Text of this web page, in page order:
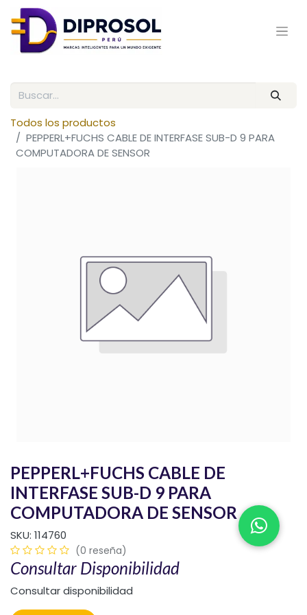
Todos los productos
PEPPERL+FUCHS CABLE DE INTERFASE SUB-D 9 PARA
COMPUTADORA DE SENSOR
PEPPERL+FUCHS CABLE DE
INTERFASE SUB-D 9 PARA
COMPUTADORA DE SENSOR
SKU: 114760
(0 reseña)
Consultar Disponibilidad
Consultar disponibilidad